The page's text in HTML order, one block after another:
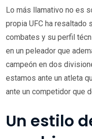
Lo más llamativo no es
propia UFC ha resaltado
combates y su perfil
en un peleador que
campeón en dos
estamos ante un atleta
ante un competidor que
Un estilo